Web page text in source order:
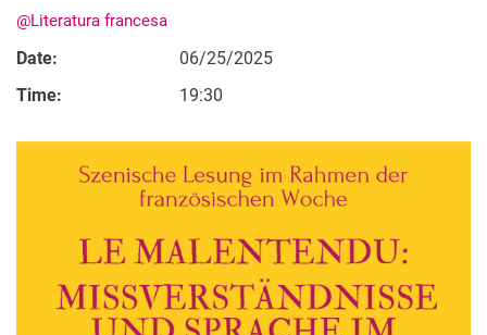
@Literatura francesa
Date:
06/25/2025
Time:
19:30